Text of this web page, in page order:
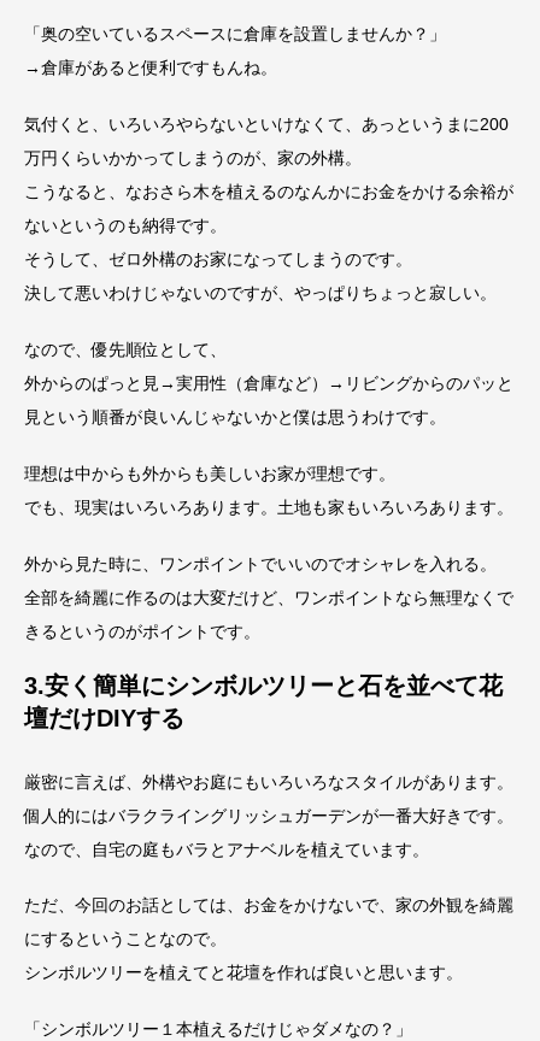
「奥の空いているスペースに倉庫を設置しませんか？」
→倉庫があると便利ですもんね。
気付くと、いろいろやらないといけなくて、あっというまに200
万円くらいかかってしまうのが、家の外構。
こうなると、なおさら木を植えるのなんかにお金をかける余裕が
ないというのも納得です。
そうして、ゼロ外構のお家になってしまうのです。
決して悪いわけじゃないのですが、やっぱりちょっと寂しい。
なので、優先順位として、
外からのぱっと見→実用性（倉庫など）→リビングからのパッと
見という順番が良いんじゃないかと僕は思うわけです。
理想は中からも外からも美しいお家が理想です。
でも、現実はいろいろあります。土地も家もいろいろあります。
外から見た時に、ワンポイントでいいのでオシャレを入れる。
全部を綺麗に作るのは大変だけど、ワンポイントなら無理なくで
きるというのがポイントです。
3.安く簡単にシンボルツリーと石を並べて花
壇だけDIYする
厳密に言えば、外構やお庭にもいろいろなスタイルがあります。
個人的にはバラクライングリッシュガーデンが一番大好きです。
なので、自宅の庭もバラとアナベルを植えています。
ただ、今回のお話としては、お金をかけないで、家の外観を綺麗
にするということなので。
シンボルツリーを植えてと花壇を作れば良いと思います。
「シンボルツリー１本植えるだけじゃダメなの？」